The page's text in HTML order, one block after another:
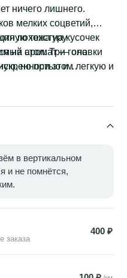
ничего лишнего.
мелких соцветий,
похожа на кусочек
на стол. Три головки
но при этом легкую и
объём и не
спросить гортензия
этот вариант
цветка говорят сами за
текстуру
аромат — она
и
уместен и в
празднике.
в вертикальном
и не помнётся,
заказа
400 ₽